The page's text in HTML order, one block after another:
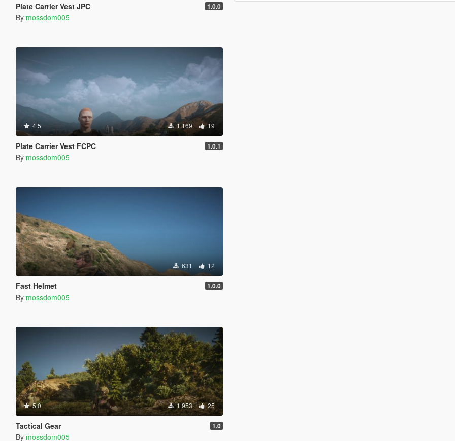
Plate Carrier Vest JPC 1.0.0
By mossdom005
4.5 1.169 19
Plate Carrier Vest FCPC 1.0.1
By mossdom005
631 12
Fast Helmet 1.0.0
By mossdom005
5.0 1.953 25
Tactical Gear 1.0
By mossdom005